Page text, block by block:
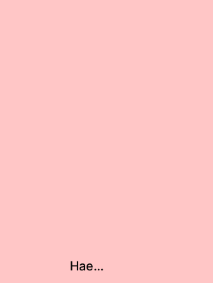
Hae…